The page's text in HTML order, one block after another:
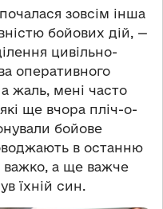
зовсім інша
бойових дій, —
цивільно-
оперативного
жаль, мені часто
ще вчора пліч-о-
бойове
в останню
важко, а ще важче
їхній син.